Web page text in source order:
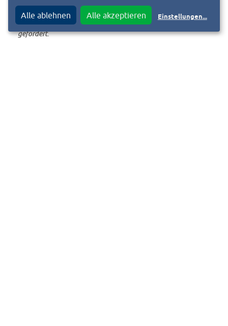
Das Projekt wird bis Ende 2024 vom Bundesministerium für
Digitales und Verkehr (BMDV) sowie dem Land Hessen
gefördert.
Alle ablehnen Alle akzeptieren Einstellungen...